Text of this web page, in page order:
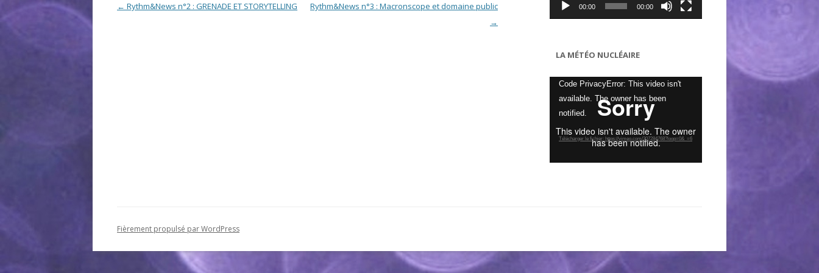
Navigation des articles
← Rythm&News n°2 : GRENADE ET STORYTELLING
Rythm&News n°3 : Macronscope et domaine public
→
00:00 00:00
LA MÉTÉO NUCLÉAIRE
Lecteur
vidéo
Code PrivacyError: This video isn't
available. The owner has been
notified.
Télécharger le fichier: https://vimeo.com/307284768?loop=0&_=6
Fièrement propulsé par WordPress